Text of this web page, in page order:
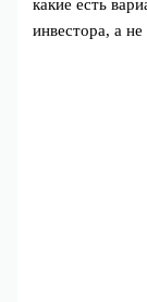
какие есть
инвестора, а